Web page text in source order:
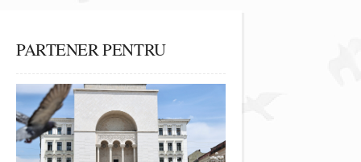
PARTENER PENTRU